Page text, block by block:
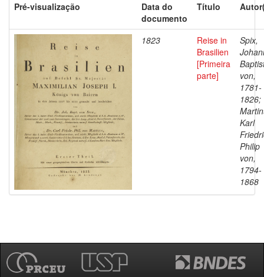
Pré-visualização
Data do
documento
Título
1823
Reise in
Brasilien
[Primeira
parte]
Spix,
von,
1781-
1826;
Karl
Philip
von,
1794-
1868